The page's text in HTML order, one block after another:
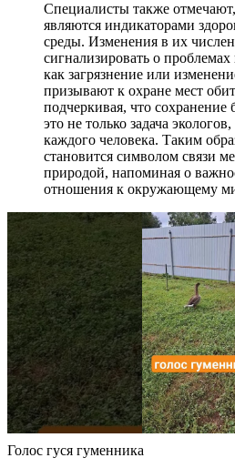
Специалисты также
являются индикаторами
среды. Изменения в их
сигнализировать о проблемах
как загрязнение или
призывают к охране мест
подчеркивая, что
это не только задача
каждого человека. Таким
становится символом связи
природой, напоминая о
отношения к окружающему
Голос гуся гуменника